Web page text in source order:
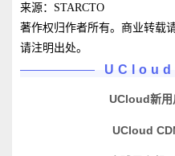
来源：STARCTO
著作权归作者所有。商业转载
请注明出处。
UCloud
UCloud新用
UCloud